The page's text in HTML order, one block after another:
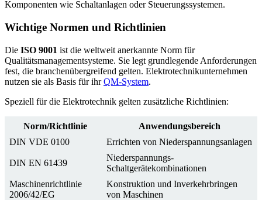
Komponenten wie Schaltanlagen oder Steuerungssystemen.
Wichtige Normen und Richtlinien
Die ISO 9001 ist die weltweit anerkannte Norm für
Qualitätsmanagementsysteme. Sie legt grundlegende Anforderungen
fest, die branchenübergreifend gelten. Elektrotechnikunternehmen
nutzen sie als Basis für ihrQM-System.
Speziell für die Elektrotechnik gelten zusätzliche Richtlinien:
Norm/Richtlinie
Anwendungsbereich
DIN VDE 0100
Errichten von Niederspannungsanlagen
DIN EN 61439
Niederspannungs-
Schaltgerätekombinationen
Maschinenrichtlinie
2006/42/EG
Konstruktion und Inverkehrbringen
von Maschinen